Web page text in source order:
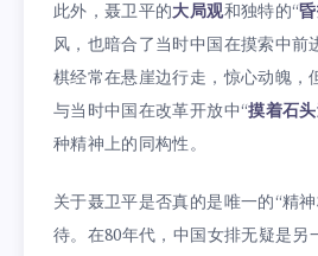
此外，聂卫平的大局观和独特的“
风，也暗合了当时中国在摸索中前
棋经常在悬崖边行走，惊心动魄，
与当时中国在改革开放中“摸着石
种精神上的同构性。
关于聂卫平是否真的是唯一的“精
待。在80年代，中国女排无疑是另